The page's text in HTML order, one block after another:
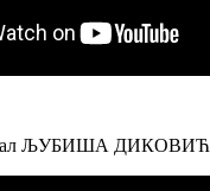
ЉУБИША ДИКОВИЋ